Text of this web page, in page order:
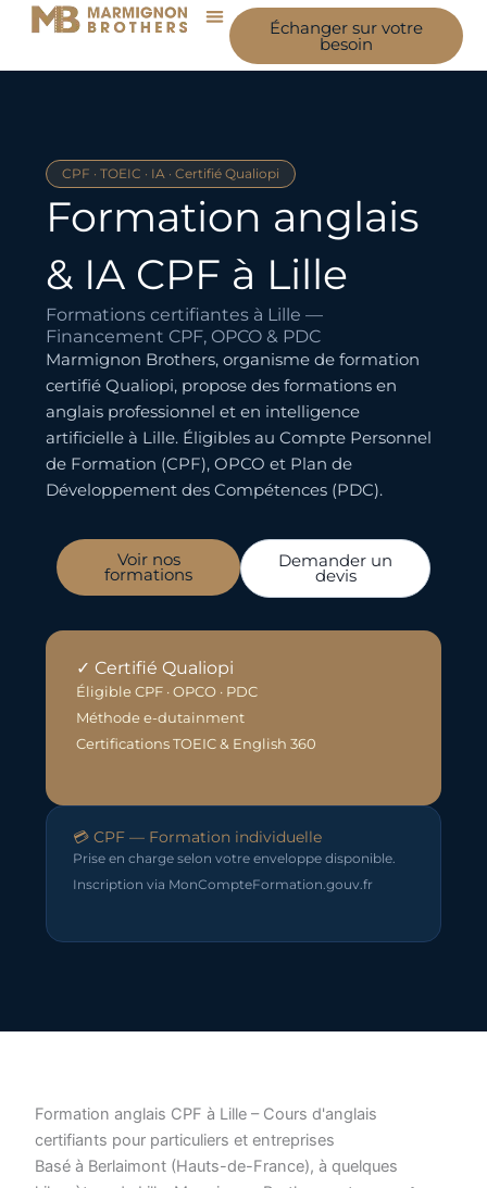
Échanger sur votre
besoin
CPF · TOEIC · IA · Certifié Qualiopi
Formation anglais
& IA CPF à Lille
Formations certifiantes à Lille —
Financement CPF, OPCO & PDC
Marmignon Brothers, organisme de formation
certifié Qualiopi, propose des formations en
anglais professionnel et en intelligence
artificielle à Lille. Éligibles au Compte Personnel
de Formation (CPF), OPCO et Plan de
Développement des Compétences (PDC).
Voir nos
formations
Demander un
devis
✓ Certifié Qualiopi
Éligible CPF · OPCO · PDC
Méthode e-dutainment
Certifications TOEIC & English 360
💳 CPF — Formation individuelle
Prise en charge selon votre enveloppe disponible.
Inscription via MonCompteFormation.gouv.fr
Formation anglais CPF à Lille – Cours d'anglais
certifiants pour particuliers et entreprises
Basé à Berlaimont (Hauts-de-France), à quelques